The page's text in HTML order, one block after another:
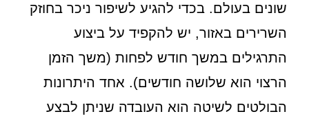
שונים בעולם. בכדי להגיע לשיפור ניכר בחוזק
השרירים באזור, יש להקפיד על ביצוע
התרגילים במשך חודש לפחות (משך הזמן
הרצוי הוא שלושה חודשים). אחד היתרונות
הבולטים לשיטה הוא העובדה שניתן לבצע